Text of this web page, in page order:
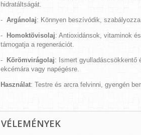
hidratáltságát.
- Argánolaj: Könnyen beszívódik,
- Homoktövisolaj: Antioxidánsok, vitaminok
támogatja a regenerációt.
- Körömvirágolaj: Ismert gyulladáscsökkentő
ekcémára vagy napégésre.
Használat: Testre és arcra felvinni, gyengén
VÉLEMÉNYEK